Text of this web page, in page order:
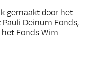
gemaakt door het
Deinum Fonds,
Fonds Wim